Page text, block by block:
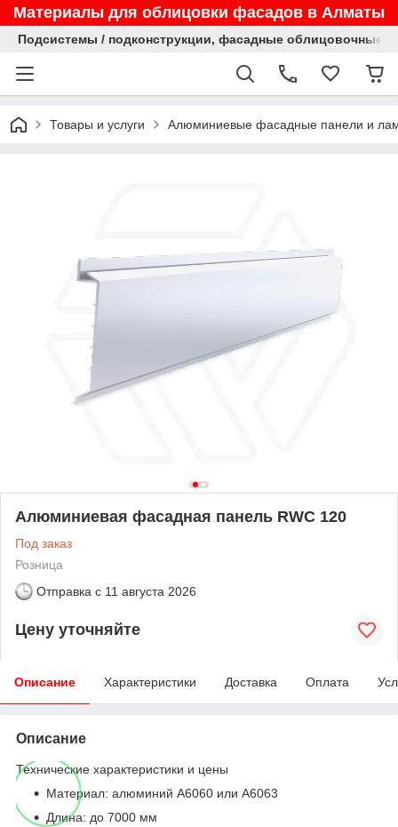
Материалы для облицовки фасадов в Алматы
Подсистемы / подконструкции, фасадные облицовочные
Товары и услуги Алюминиевые фасадные панели и
Алюминиевая фасадная панель RWC 120
Под заказ
Розница
Отправка с 11 августа 2026
Цену уточняйте
Описание Характеристики Доставка Оплата
Описание
Технические характеристики и цены
Материал: алюминий A6060 или A6063
Длина: до 7000 мм